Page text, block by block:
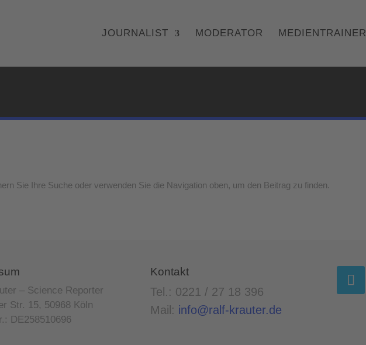
JOURNALIST MODERATOR MEDIENTRAINER
Sie Ihre Suche oder verwenden Sie die Navigation oben, um den Beitrag zu finden.
– Science Reporter
Str. 15, 50968 Köln
DE258510696
Kontakt
Tel.: 0221 / 27 18 396
Mail: info@ralf-krauter.de